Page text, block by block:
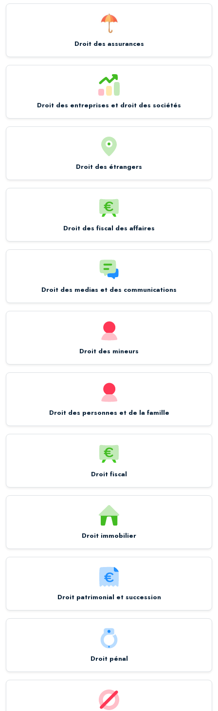
Droit des assurances
Droit des entreprises et droit des sociétés
Droit des étrangers
Droit des fiscal des affaires
Droit des medias et des communications
Droit des mineurs
Droit des personnes et de la famille
Droit fiscal
Droit immobilier
Droit patrimonial et succession
Droit pénal